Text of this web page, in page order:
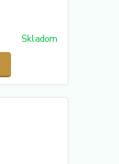
Skladom